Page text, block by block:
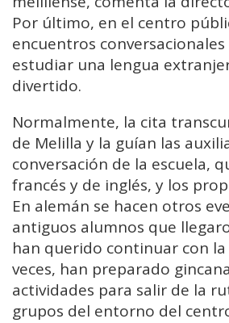
Por último, en el centro
encuentros
estudiar una lengua
divertido.
Normalmente, la cita
de Melilla y la guían las
conversación de la escuela,
francés y de inglés, y los
En alemán se hacen otros
antiguos alumnos que
han querido continuar con la
veces, han preparado
actividades para salir de la
grupos del entorno del